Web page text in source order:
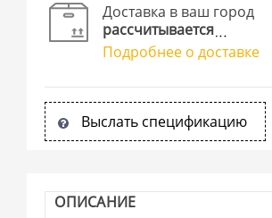
Доставка в ваш город
рассчитывается
Подробнее о доставке
Выслать спецификацию
ОПИСАНИЕ